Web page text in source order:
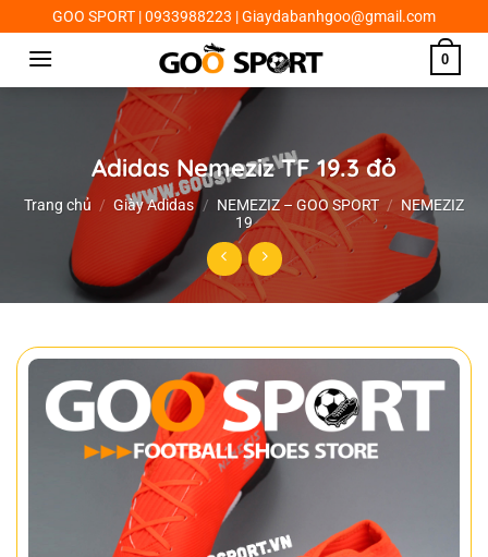
Chuyển
đến
dung
GOO SPORT | 0933988223 | Giaydabanhgoo@gmail.com
0
Adidas Nemeziz TF 19.3 đỏ
Trang chủ / Giày Adidas / NEMEZIZ – GOO SPORT / NEMEZIZ
19